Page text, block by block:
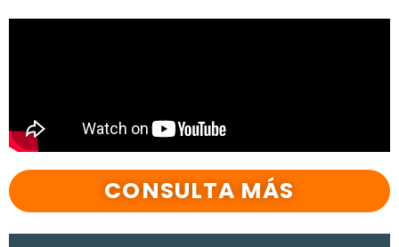
CONSULTA MÁS